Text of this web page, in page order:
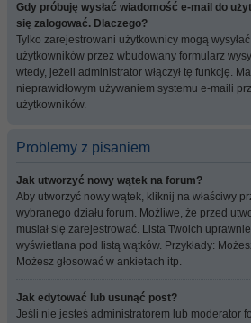
Gdy próbuję wysłać wiadomość e-mail do
się zalogować. Dlaczego?
Tylko zarejestrowani użytkownicy mogą
użytkowników przez wbudowany formularz
wtedy, jeżeli administrator włączył tę funkcję.
nieprawidłowym używaniem systemu e-maili
użytkowników.
Problemy z pisaniem
Jak utworzyć nowy wątek na forum?
Aby utworzyć nowy wątek, kliknij na właściwy
wybranego działu forum. Możliwe, że przed
musiał się zarejestrować. Lista Twoich
wyświetlana pod listą wątków. Przykłady:
Możesz głosować w ankietach itp.
Jak edytować lub usunąć post?
Jeśli nie jesteś administratorem lub moderator